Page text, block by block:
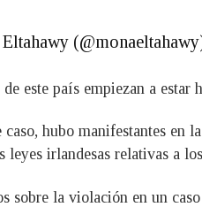
este país empiezan a
caso, hubo manifestantes
leyes irlandesas relativas a
sobre la violación en un